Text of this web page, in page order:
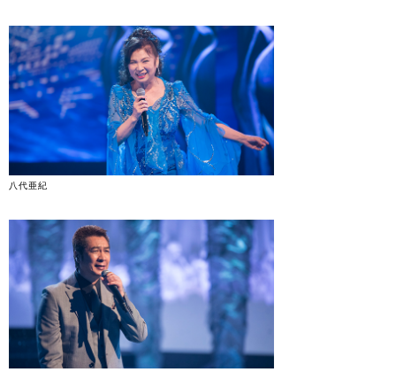
八代亜紀